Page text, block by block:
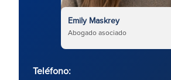
Emily Maskrey
Abogado asociado
Teléfono: